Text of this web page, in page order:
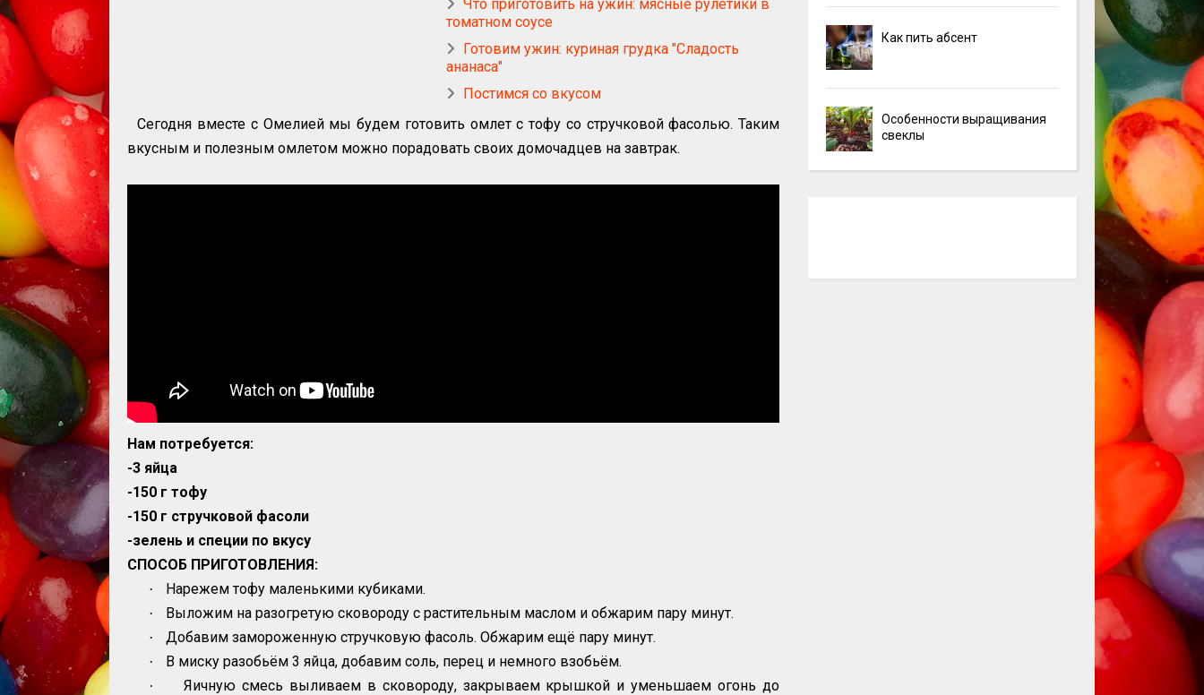
Что приготовить на ужин: мясные рулетики в
томатном соусе
Готовим ужин: куриная грудка "Сладость
ананаса"
Постимся со вкусом
Сегодня вместе с Омелией мы будем готовить омлет с тофу со стручковой фасолью. Таким
вкусным и полезным омлетом можно порадовать своих домочадцев на завтрак.
Нам потребуется:
-3 яйца
-150 г тофу
-150 г стручковой фасоли
-зелень и специи по вкусу
СПОСОБ ПРИГОТОВЛЕНИЯ:
· Нарежем тофу маленькими кубиками.
· Выложим на разогретую сковороду с растительным маслом и обжарим пару минут.
· Добавим замороженную стручковую фасоль. Обжарим ещё пару минут.
· В миску разобьём 3 яйца, добавим соль, перец и немного взобьём.
·
Яичную смесь выливаем в сковороду, закрываем крышкой и уменьшаем огонь до
Как пить абсент
Особенности выращивания
свеклы